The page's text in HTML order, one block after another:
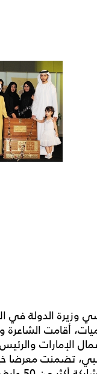
وزيرة الدولة في
أقامت الشاعرة
الإمارات
تضمنت معرضا